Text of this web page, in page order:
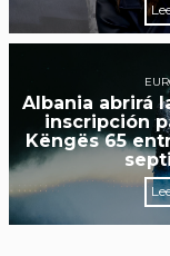
Albania abrirá
inscripción
Këngës 65